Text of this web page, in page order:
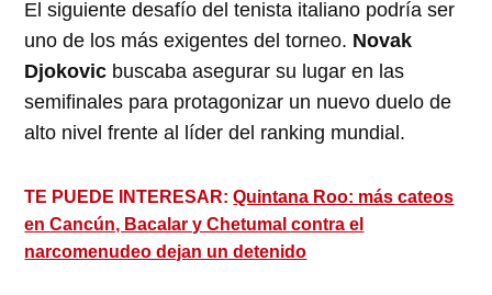
El siguiente desafío del tenista italiano podría ser
uno de los más exigentes del torneo. Novak
Djokovic buscaba asegurar su lugar en las
semifinales para protagonizar un nuevo duelo de
alto nivel frente al líder del ranking mundial.
TE PUEDE INTERESAR:Quintana Roo: más cateos
en Cancún, Bacalar y Chetumal contra el
narcomenudeo dejan un detenido